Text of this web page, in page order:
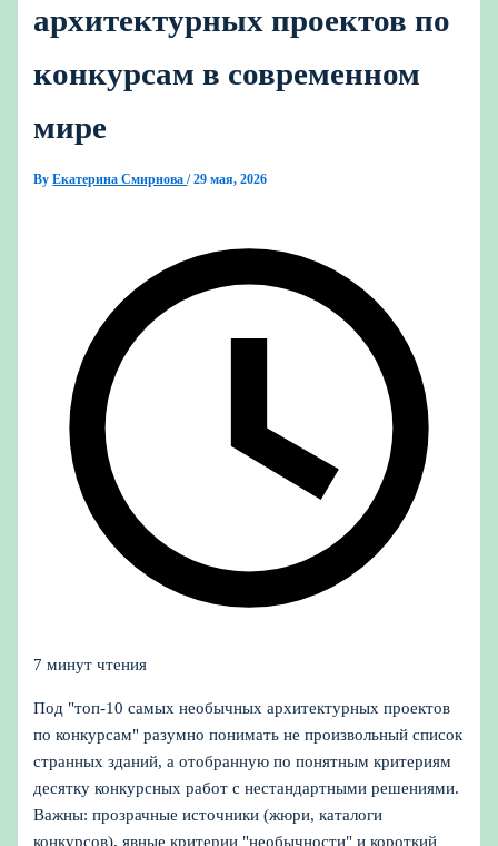
архитектурных проектов по
конкурсам в современном
мире
ByЕкатерина Смирнова/29 мая, 2026
7 минут чтения
Под "топ-10 самых необычных архитектурных проектов
по конкурсам" разумно понимать не произвольный список
странных зданий, а отобранную по понятным критериям
десятку конкурсных работ с нестандартными решениями.
Важны: прозрачные источники (жюри, каталоги
конкурсов), явные критерии "необычности" и короткий